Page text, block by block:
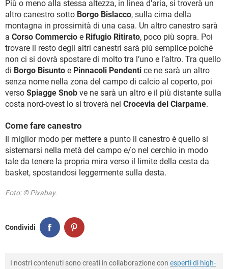
Più o meno alla stessa altezza, in linea d’aria, si troverà un
altro canestro sotto Borgo Bislacco, sulla cima della
montagna in prossimità di una casa. Un altro canestro sarà
a Corso Commercio e Rifugio Ritirato, poco più sopra. Poi
trovare il resto degli altri canestri sarà più semplice poiché
non ci si dovrà spostare di molto tra l’uno e l’altro. Tra quello
di Borgo Bisunto e Pinnacoli Pendenti ce ne sarà un altro
senza nome nella zona del campo di calcio al coperto, poi
verso Spiagge Snob ve ne sarà un altro e il più distante sulla
costa nord-ovest lo si troverà nel Crocevia del Ciarpame.
Come fare canestro
Il miglior modo per mettere a punto il canestro è quello si
sistemarsi nella metà del campo e/o nel cerchio in modo
tale da tenere la propria mira verso il limite della cesta da
basket, spostandosi leggermente sulla desta.
Foto: © Pixabay.
Condividi
I nostri contenuti sono creati in collaborazione con esperti di high-